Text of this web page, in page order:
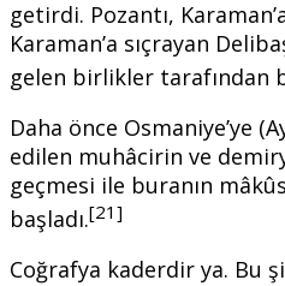
getirdi. Pozantı,
Karaman’a sıçrayan
gelen birlikler tarafından
Daha önce Osmaniye’ye
edilen muhâcirin ve
geçmesi ile buranın
başladı.[21]
Coğrafya kaderdir ya. Bu